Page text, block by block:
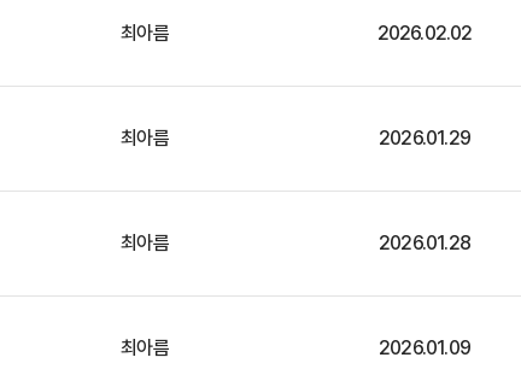
최아름 2026.02.02
최아름 2026.01.29
최아름 2026.01.28
최아름 2026.01.09